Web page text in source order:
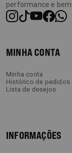
performance e
MINHA CONTA
Minha conta
Histórico de pedidos
Lista de desejos
INFORMAÇÕES